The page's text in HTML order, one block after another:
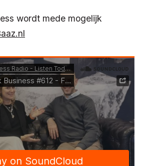
wordt mede mogelijk